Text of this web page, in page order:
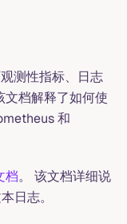
测性指标、日志
文档解释了如何使
和
档。 该文档详细说
日志。